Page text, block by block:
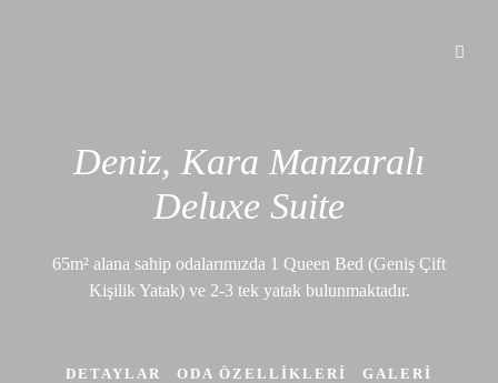
Deniz, Kara Manzaralı
Deluxe Suite
65m² alana sahip odalarımızda 1 Queen Bed (Geniş Çift
Kişilik Yatak) ve 2-3 tek yatak bulunmaktadır.
DETAYLAR ODA ÖZELLIKLERI GALERI